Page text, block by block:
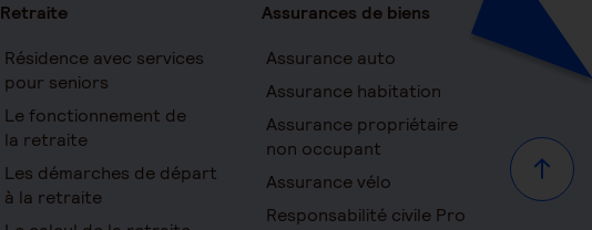
Haut
Retraite
Résidence avec services
pour seniors
Le fonctionnement de
la retraite
Les démarches de départ
à la retraite
Assurances de biens
Assurance auto
Assurance habitation
Assurance propriétaire
non occupant
Assurance vélo
Responsabilité civile Pro